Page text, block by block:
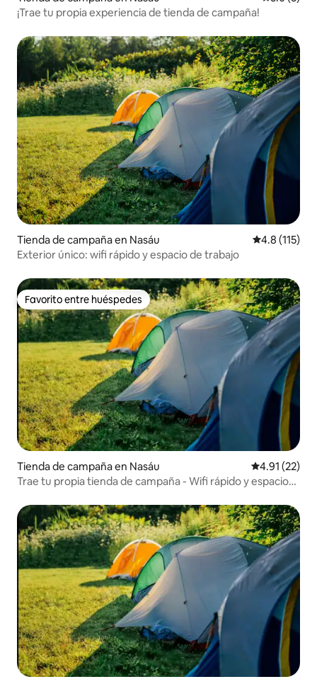
¡Trae tu propia experiencia de tienda de campaña!
Tienda de campaña en Nasáu Calificación
4.8 (115)
Exterior único: wifi rápido y espacio de trabajo
Favorito entre huéspedes
Favorito entre huéspedes
Tienda de campaña en Nasáu Calificación
4.91 (22)
Trae tu propia tienda de campaña - Wifi rápido y espacio